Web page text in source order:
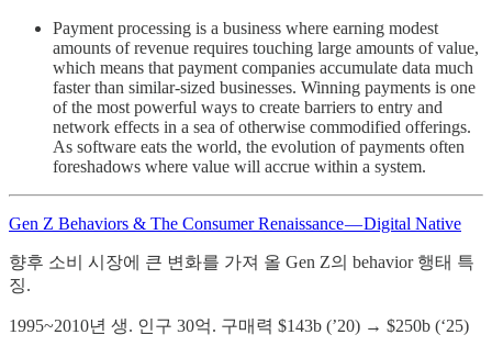
Payment processing is a business where earning modest
amounts of revenue requires touching large amounts of value,
which means that payment companies accumulate data much
faster than similar-sized businesses. Winning payments is one
of the most powerful ways to create barriers to entry and
network effects in a sea of otherwise commodified offerings.
As software eats the world, the evolution of payments often
foreshadows where value will accrue within a system.
Gen Z Behaviors & The Consumer Renaissance — Digital Native
향후 소비 시장에 큰 변화를 가져 올 Gen Z의 behavior 행태 특
징.
1995~2010년 생. 인구 30억. 구매력 $143b (’20) → $250b (‘25)